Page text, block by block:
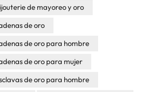
de mayoreo y oro
de oro
de oro para hombre
de oro para mujer
de oro para hombre